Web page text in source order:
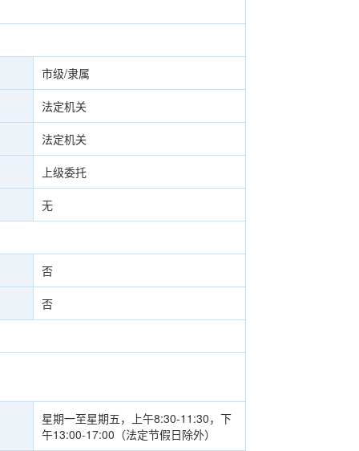
市级/隶属
法定机关
法定机关
上级委托
无
否
否
星期一至星期五，上午8:30-11:30，下
午13:00-17:00（法定节假日除外）